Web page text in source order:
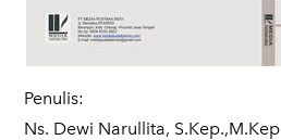
Penulis:
Ns. Dewi Narullita, S.Kep.,M.Kep